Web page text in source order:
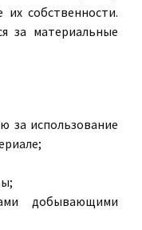
их собственности.
за материальные
за использование
добывающими